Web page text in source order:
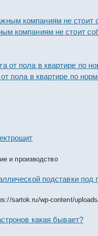
компаниям не стоит
пола в квартире по
и производство
подставки
sartok.ru/wp-content/
какая бывает?